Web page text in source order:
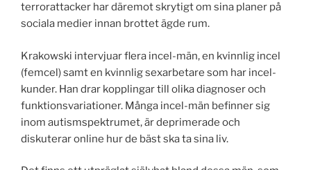
terrorattacker har däremot skrytigt om sina planer på
sociala medier innan brottet ägde rum.
Krakowski intervjuar flera incel-män, en kvinnlig incel
(femcel) samt en kvinnlig sexarbetare som har incel-
kunder. Han drar kopplingar till olika diagnoser och
funktionsvariationer. Många incel-män befinner sig
inom autismspektrumet, är deprimerade och
diskuterar online hur de bäst ska ta sina liv.